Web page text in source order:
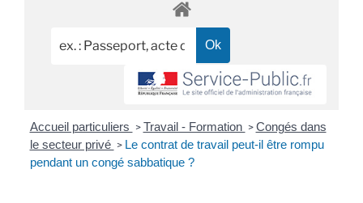
Accueil particuliers > Travail - Formation > Congés dans
le secteur privé > Le contrat de travail peut-il être rompu
pendant un congé sabbatique ?